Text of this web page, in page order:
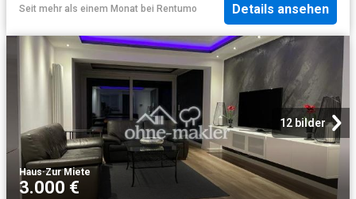
Seit mehr als einem Monat bei Rentumo Details ansehen
12 bilder
Haus·Zur Miete
3.000 €